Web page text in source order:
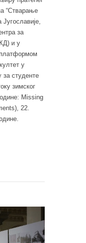
“Стварање
за
и у
у
за студенте
зимског
Missing
22.